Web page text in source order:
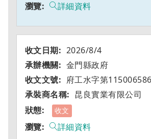
詳細資料
2026/8/4
金門縣政府
府工水字第
昆良實業有限公司
收文
詳細資料